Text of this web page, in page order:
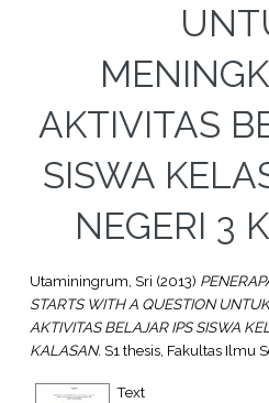
AKTIVITAS
SISWA
NEGERI 3
Utaminingrum, Sri (2013)
STARTS WITH A QUESTION
AKTIVITAS BELAJAR IPS SISWA
KALASAN. S1 thesis, Fakultas Ilmu
Text